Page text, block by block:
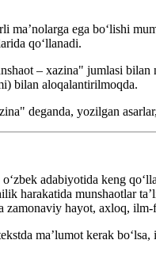
ma’nolarga ega bo‘lishi
qo‘llanadi.
– xazina" jumlasi
bilan aloqalantirilmoqda.
deganda, yozilgan
adabiyotida keng
harakatida munshaotlar
zamonaviy hayot, axloq,
ma’lumot kerak